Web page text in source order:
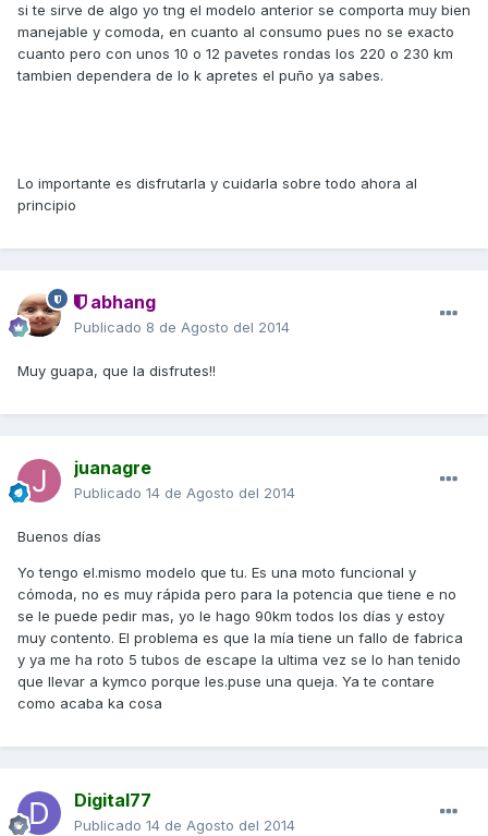
si te sirve de algo yo tng el modelo anterior se comporta muy bien
manejable y comoda, en cuanto al consumo pues no se exacto
cuanto pero con unos 10 o 12 pavetes rondas los 220 o 230 km
tambien dependera de lo k apretes el puño ya sabes.
Lo importante es disfrutarla y cuidarla sobre todo ahora al
principio
abhang
Publicado 8 de Agosto del 2014
Muy guapa, que la disfrutes!!
juanagre
Publicado 14 de Agosto del 2014
Buenos días
Yo tengo el.mismo modelo que tu. Es una moto funcional y
cómoda, no es muy rápida pero para la potencia que tiene e no
se le puede pedir mas, yo le hago 90km todos los días y estoy
muy contento. El problema es que la mía tiene un fallo de fabrica
y ya me ha roto 5 tubos de escape la ultima vez se lo han tenido
que llevar a kymco porque les.puse una queja. Ya te contare
como acaba ka cosa
Digital77
Publicado 14 de Agosto del 2014